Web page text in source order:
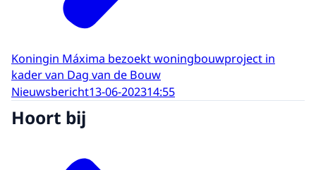
Koningin Máxima bezoekt woningbouwproject in
kader van Dag van de Bouw
Nieuwsbericht13-06-202314:55
Hoort bij